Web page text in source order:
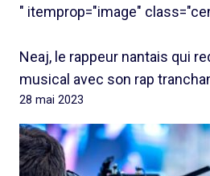
" itemprop="image"
Neaj, le rappeur nantais qui
musical avec son rap
28 mai 2023